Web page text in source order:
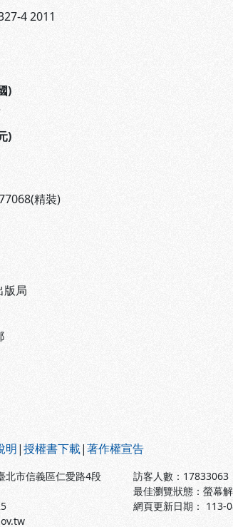
4 2011
)
)
精裝)
版局
明|授權書下載|著作權宣告
北市信義區仁愛路4段
訪客人數： 17833063
最佳瀏覽狀態：螢幕
網頁更新日期： 113-